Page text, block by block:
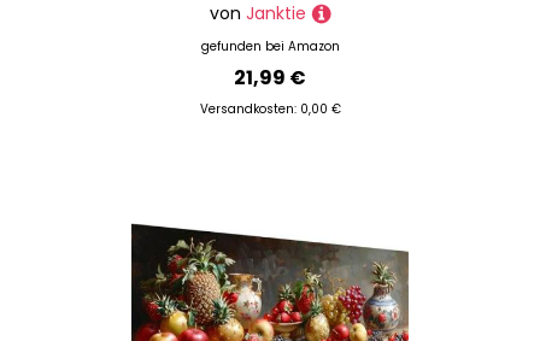
von Janktie
gefunden bei Amazon
21,99 €
Versandkosten: 0,00 €